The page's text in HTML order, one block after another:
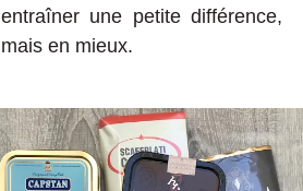
entraîner une petite différence,
mais en mieux.